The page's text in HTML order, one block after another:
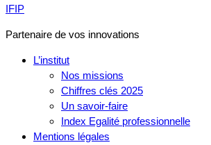
IFIP
Partenaire de vos innovations
L’institut
Nos missions
Chiffres clés 2025
Un savoir-faire
Index Egalité professionnelle
Mentions légales